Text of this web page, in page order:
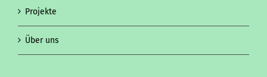
Projekte
Über uns